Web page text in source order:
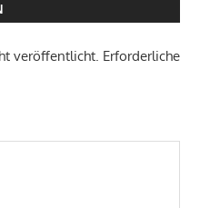
veröffentlicht. Erforderliche